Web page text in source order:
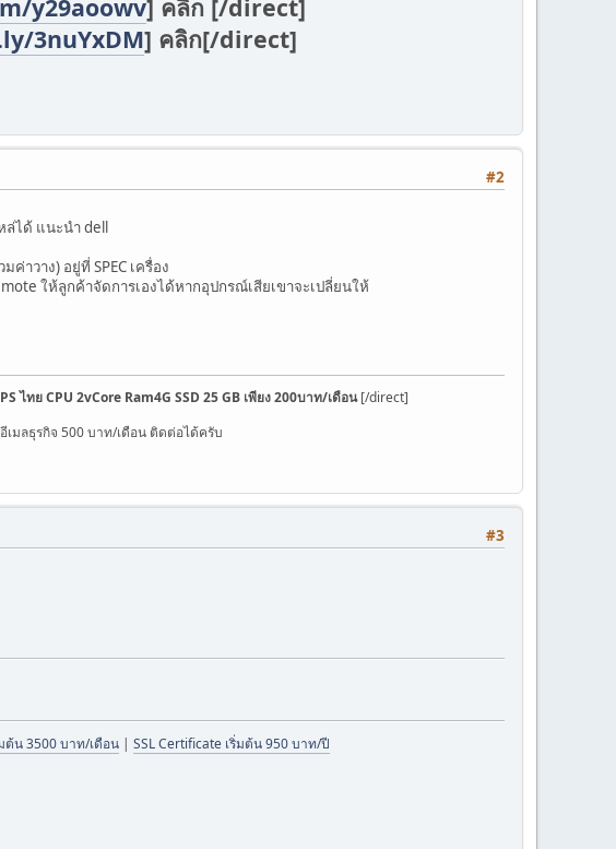
y29aoowv] คลิก [/direct]
3nuYxDM] คลิก[/direct]
#2
ล่ได้ แนะนำ dell
าวาง) อยู่ที่ SPEC เครื่อง
ให้ลูกค้าจัดการเองได้หากอุปกรณ์เสียเขาจะเปลี่ยนให้
ไทย CPU 2vCore Ram4G SSD 25 GB เพียง 200บาท/เดือน[/direct]
มลธุรกิจ 500 บาท/เดือน ติดต่อได้ครับ
#3
ต้น 3500 บาท/เดือน | SSL Certificate เริ่มต้น 950 บาท/ปี